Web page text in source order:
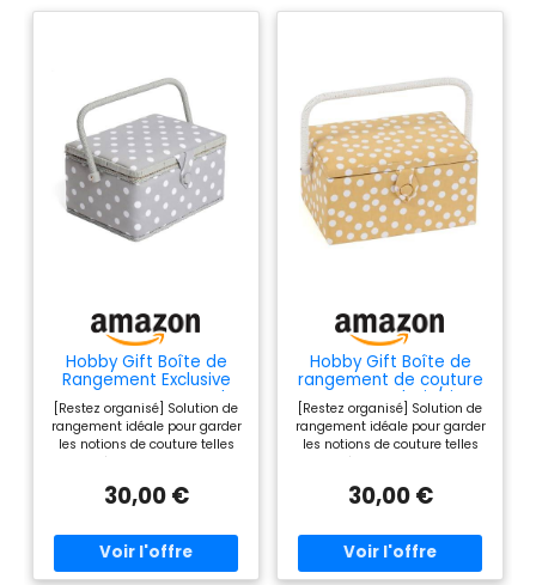
Hobby Gift Boîte de
Rangement Exclusive
pour travaux manuels
de Couture de Taille
Moyenne, Tache Grise,
26 x 19 x 14.5cm
[Restez organisé] Solution de
rangement idéale pour garder
les notions de couture telles
que les épingles, les aiguilles,
rubans à mesurer, etc.,
se perdre, avec une poche
élastique et un coussin à
épingles intégrés à l'intérieur
30,00 €
Hobby Gift Boîte de
rangement de couture
moyenne en bois/tissu,
Tache Ocre
[Restez organisé] Solution de
rangement idéale pour garder
les notions de couture telles
que les épingles, les aiguilles,
rubans à mesurer, etc.,
se perdre, avec une poche
élastique et un coussin à
épingles intégrés à l'intérieur
30,00 €